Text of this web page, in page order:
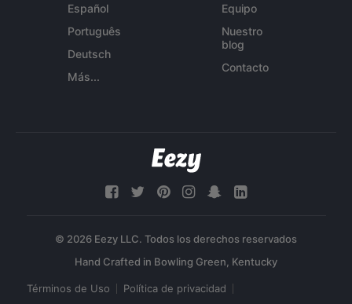
Español
Português
Deutsch
Más...
Equipo
Nuestro
blog
Contacto
© 2026 Eezy LLC. Todos los derechos reservados
Términos de Uso Política de privacidad